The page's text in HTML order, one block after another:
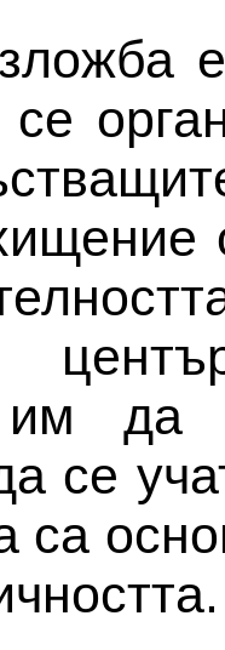
им да
се
са